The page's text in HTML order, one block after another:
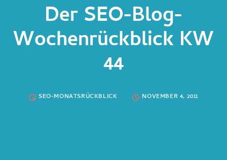
Der SEO-Blog-
Wochenrückblick KW
44
SEO-MONATSRÜCKBLICK NOVEMBER 4, 2011